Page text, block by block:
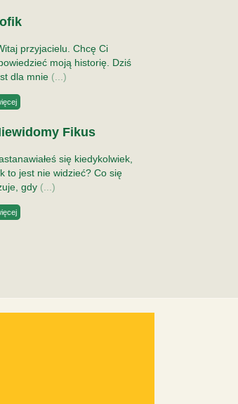
przyjacielu. Chcę Ci
moją historię. Dziś
dla mnie (...)
Fikus
się kiedykolwiek,
to jest nie widzieć? Co się
gdy (...)